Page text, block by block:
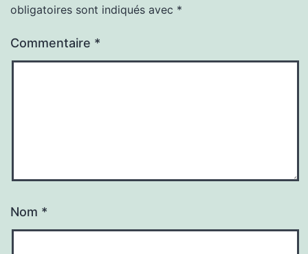
obligatoires sont indiqués avec *
Commentaire *
Nom *